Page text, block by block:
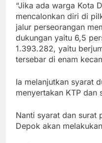
“Jika ada warga Kota
mencalonkan diri di
jalur perseorangan
dukungan yaitu 6,5
1.393.282, yaitu
tersebar di enam
Ia melanjutkan syarat
menyertakan KTP dan
Nanti syarat dan surat
Depok akan